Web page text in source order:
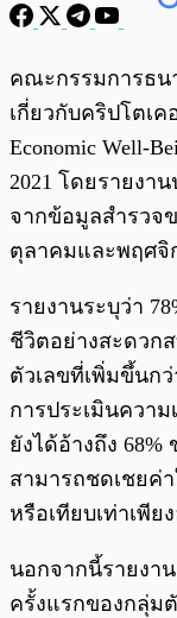
คณะกรรมการธน
เกี่ยวกับคริปโตเค
Economic Well-
2021 โดยรายงา
จากข้อมูลสำรวจ
ตุลาคมและพฤศจิ
รายงานระบุว่า
ชีวิตอย่างสะดวก
ตัวเลขที่เพิ่มขึ้นก
การประเมินความ
ยังได้อ้างถึง
สามารถชดเชยค่
หรือเทียบเท่าเพีย
นอกจากนี้รายงา
ครั้งแรกของกลุ่ม